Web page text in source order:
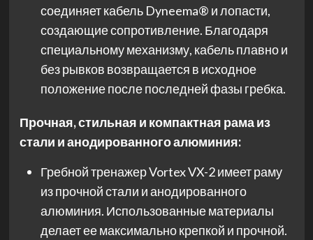
соединяет кабель Dyneema® и лопасти,
создающие сопротивление. Благодаря
специальному механизму, кабель плавно и
без рывков возвращается в исходное
положение после последней фазы гребка.
Прочная, стильная и компактная рама из
стали и анодированного алюминия:
Гребной тренажер Vortex VX-2 имеет раму
из прочной стали и анодированного
алюминия. Использованные материалы
делает ее максимально крепкой и прочной.